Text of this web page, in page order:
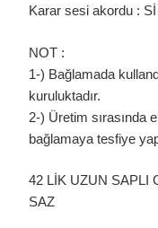
Karar sesi akordu : Sİ
NOT :
1-) Bağlamada
kuruluktadır.
2-) Üretim sırasında
bağlamaya tesfiye
42 LİK UZUN SAPLI
SAZ